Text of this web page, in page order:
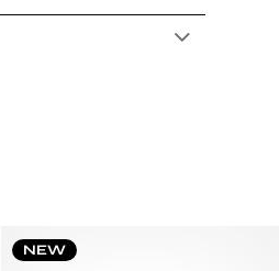
NEW